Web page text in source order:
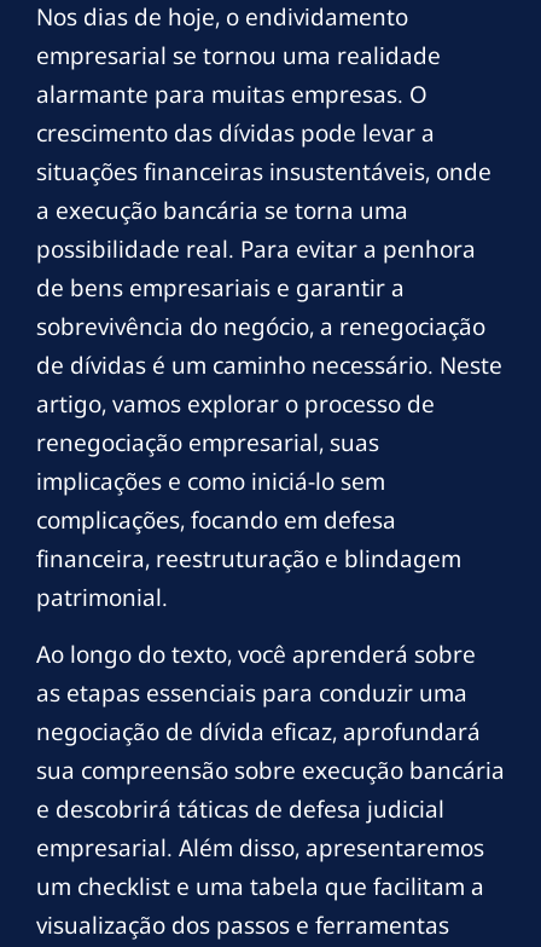
Nos dias de hoje, o endividamento
empresarial se tornou uma realidade
alarmante para muitas empresas. O
crescimento das dívidas pode levar a
situações financeiras insustentáveis, onde
a execução bancária se torna uma
possibilidade real. Para evitar a penhora
de bens empresariais e garantir a
sobrevivência do negócio, a renegociação
de dívidas é um caminho necessário. Neste
artigo, vamos explorar o processo de
renegociação empresarial, suas
implicações e como iniciá-lo sem
complicações, focando em defesa
financeira, reestruturação e blindagem
patrimonial.
Ao longo do texto, você aprenderá sobre
as etapas essenciais para conduzir uma
negociação de dívida eficaz, aprofundará
sua compreensão sobre execução bancária
e descobrirá táticas de defesa judicial
empresarial. Além disso, apresentaremos
um checklist e uma tabela que facilitam a
visualização dos passos e ferramentas